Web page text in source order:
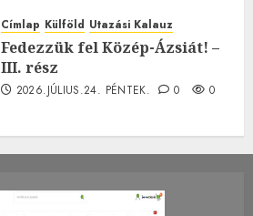
Címlap Külföld Utazási Kalauz
Fedezzük fel Közép-Ázsiát! –
III. rész
2026.JÚLIUS.24. PÉNTEK. 0 0